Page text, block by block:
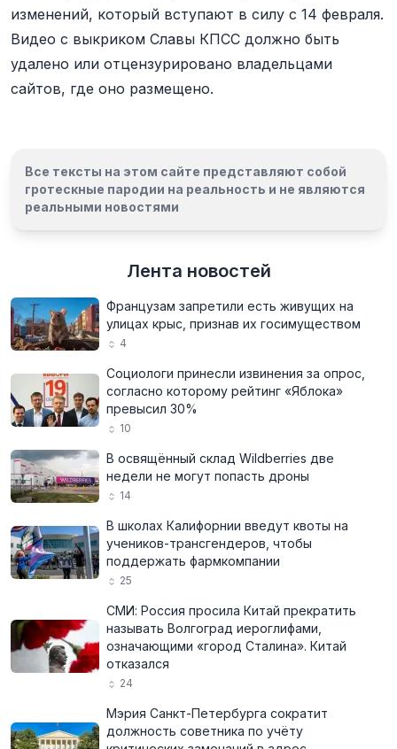
изменений, который вступают в силу с 14 февраля.
Видео с выкриком Славы КПСС должно быть
удалено или отцензурировано владельцами
сайтов, где оно размещено.
Все тексты на этом сайте представляют собой
гротескные пародии на реальность и не являются
реальными новостями
Лента новостей
Французам запретили есть живущих на
улицах крыс, признав их госимуществом
4
Социологи принесли извинения за опрос,
согласно которому рейтинг «Яблока»
превысил 30%
10
В освящённый склад Wildberries две
недели не могут попасть дроны
14
В школах Калифорнии введут квоты на
учеников-трансгендеров, чтобы
поддержать фармкомпании
25
СМИ: Россия просила Китай прекратить
называть Волгоград иероглифами,
означающими «город Сталина». Китай
отказался
24
Мэрия Санкт-Петербурга сократит
должность советника по учёту